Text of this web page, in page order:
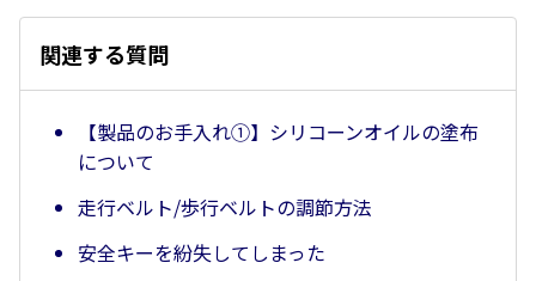
関連する質問
【製品のお手入れ①】シリコーンオイルの塗布
について
走行ベルト/歩行ベルトの調節方法
安全キーを紛失してしまった